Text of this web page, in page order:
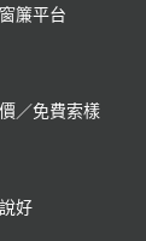
簾平台
／免費索樣
好